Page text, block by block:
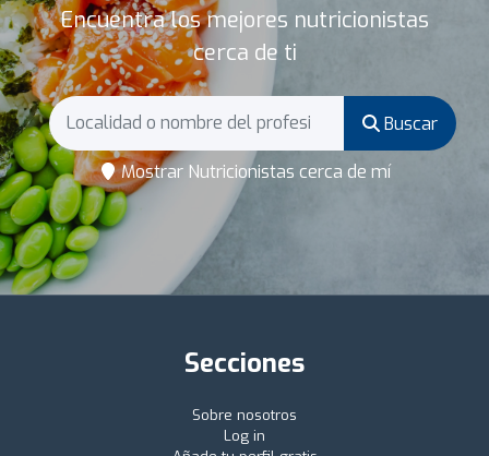
Encuentra los mejores nutricionistas
cerca de ti
Buscar
Mostrar Nutricionistas cerca de mí
Secciones
Sobre nosotros
Log in